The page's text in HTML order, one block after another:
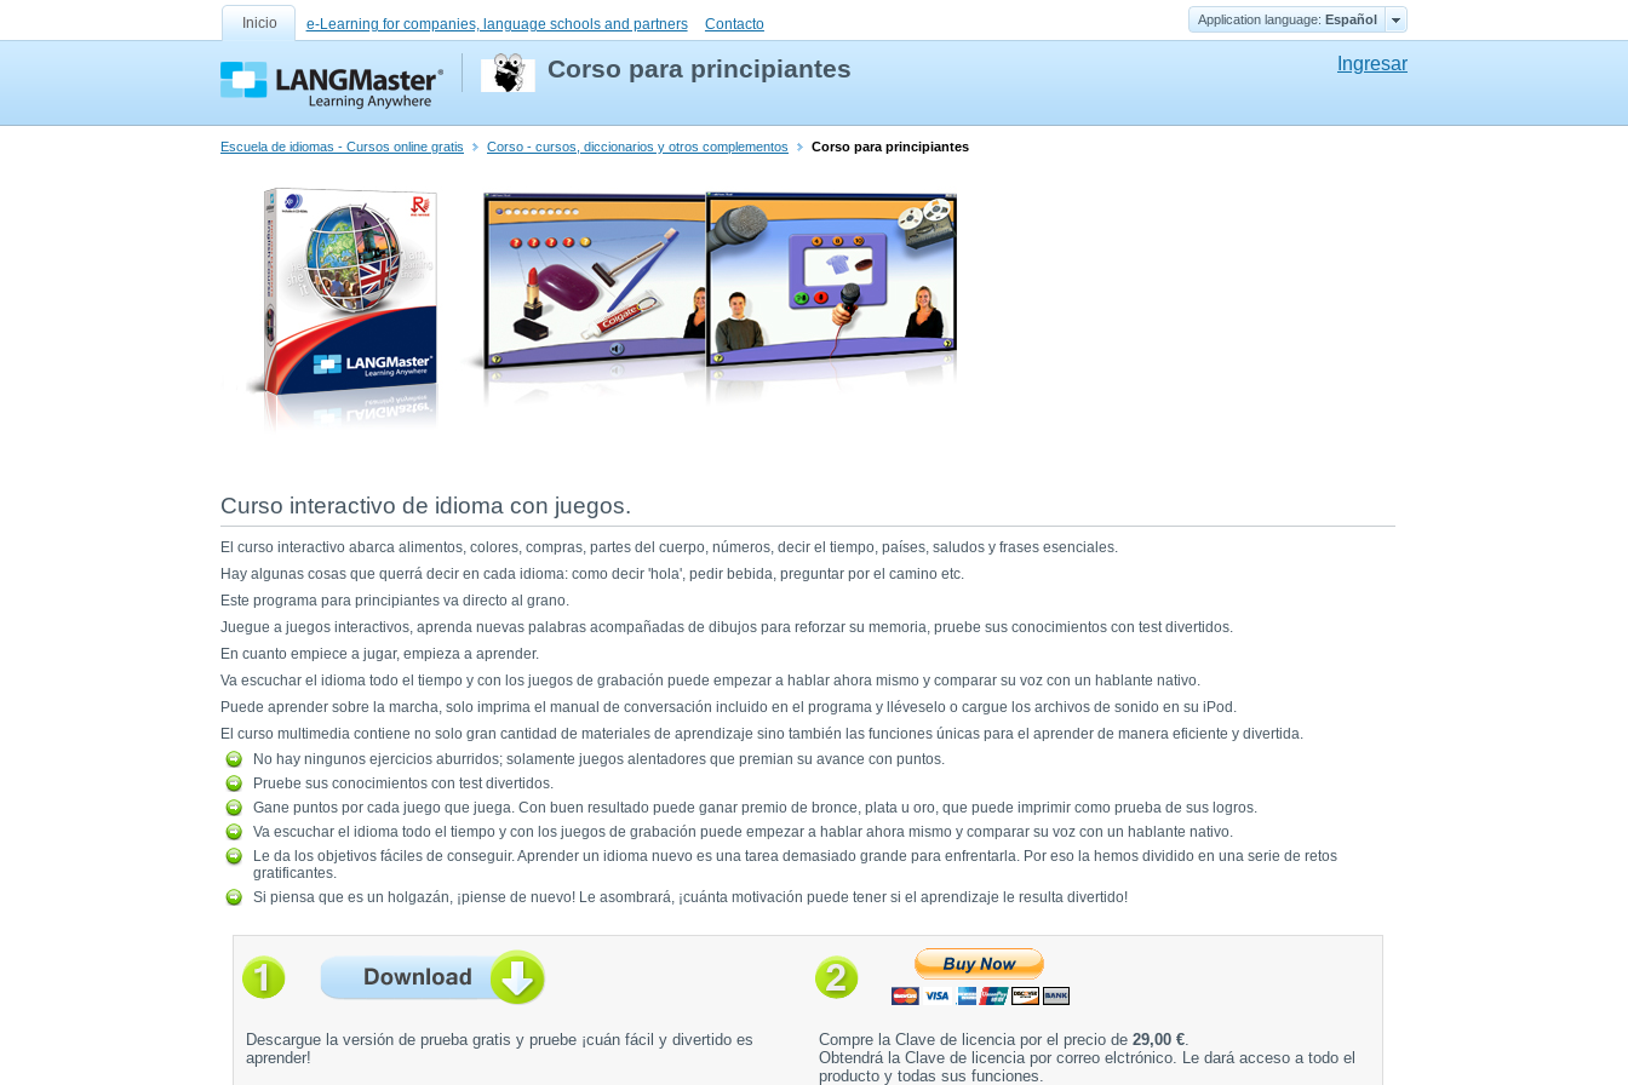
Inicio e-Learning for companies, language schools and partners Contacto Application language: Еspañol
Corso para principiantes Ingresar
Escuela de idiomas - Cursos online gratis Corso - cursos, diccionarios y otros complementos Corso para principiantes
Curso interactivo de idioma con juegos.
El curso interactivo abarca alimentos, colores, compras, partes del cuerpo, números, decir el tiempo, países, saludos y frases esenciales.
Hay algunas cosas que querrá decir en cada idioma: como decir 'hola', pedir bebida, preguntar por el camino etc.
Este programa para principiantes va directo al grano.
Juegue a juegos interactivos, aprenda nuevas palabras acompañadas de dibujos para reforzar su memoria, pruebe sus conocimientos con test divertidos.
En cuanto empiece a jugar, empieza a aprender.
Va escuchar el idioma todo el tiempo y con los juegos de grabación puede empezar a hablar ahora mismo y comparar su voz con un hablante nativo.
Puede aprender sobre la marcha, solo imprima el manual de conversación incluido en el programa y lléveselo o cargue los archivos de sonido en su iPod.
El curso multimedia contiene no solo gran cantidad de materiales de aprendizaje sino también las funciones únicas para el aprender de manera eficiente y divertida.
No hay ningunos ejercicios aburridos; solamente juegos alentadores que premian su avance con puntos.
Pruebe sus conocimientos con test divertidos.
Gane puntos por cada juego que juega. Con buen resultado puede ganar premio de bronce, plata u oro, que puede imprimir como prueba de sus logros.
Va escuchar el idioma todo el tiempo y con los juegos de grabación puede empezar a hablar ahora mismo y comparar su voz con un hablante nativo.
Le da los objetivos fáciles de conseguir. Aprender un idioma nuevo es una tarea demasiado grande para enfrentarla. Por eso la hemos dividido en una serie de retos
gratificantes.
Si piensa que es un holgazán, ¡piense de nuevo! Le asombrará, ¡cuánta motivación puede tener si el aprendizaje le resulta divertido!
Descargue la versión de prueba gratis y pruebe ¡cuán fácil y divertido es
aprender!
Compre la Clave de licencia por el precio de 29,00 €
Obtendrá la Clave de licencia por correo elctrónico. Le dará acceso a todo el
producto y todas sus funciones.